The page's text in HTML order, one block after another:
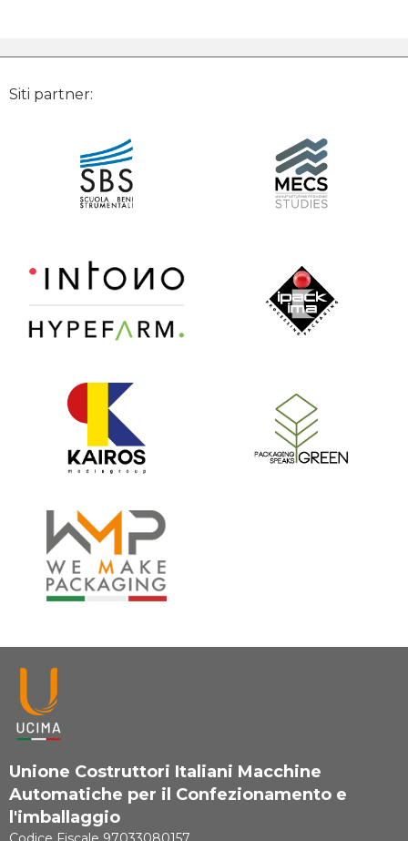
Siti partner:
Unione Costruttori Italiani Macchine
Automatiche per il Confezionamento e
l'imballaggio